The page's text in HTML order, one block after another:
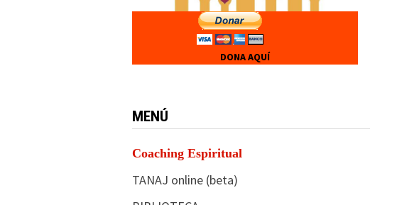
DONA AQUÍ
MENÚ
Coaching Espiritual
TANAJ online (beta)